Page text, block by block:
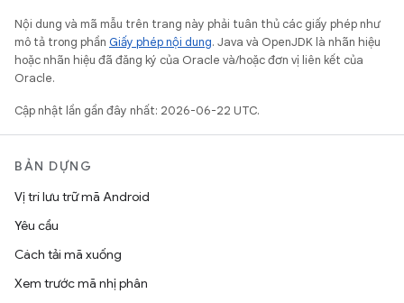
Nội dung và mã mẫu trên trang này phải tuân thủ các giấy phép như
mô tả trong phần Giấy phép nội dung. Java và OpenJDK là nhãn hiệu
hoặc nhãn hiệu đã đăng ký của Oracle và/hoặc đơn vị liên kết của
Oracle.
Cập nhật lần gần đây nhất: 2026-06-22 UTC.
BẢN DỰNG
Vị trí lưu trữ mã Android
Yêu cầu
Cách tải mã xuống
Xem trước mã nhị phân